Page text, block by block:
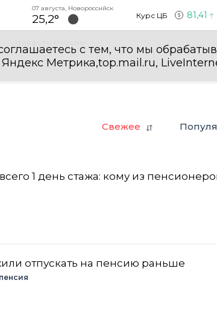
07 августа, Новороссийск
25,2° Курс ЦБ 81,41
с тем, что мы
Метрика,top.mail.ru,
Свежее
1 день стажа: кому из
отпускать на пенсию раньше